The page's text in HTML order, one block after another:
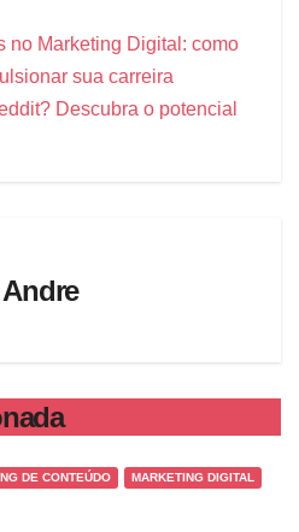
no Marketing Digital: como
sua carreira
Descubra o potencial
Andre
DE CONTEÚDO MARKETING DIGITAL